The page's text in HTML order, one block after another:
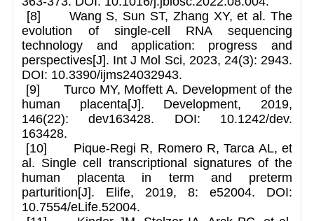
[8] Wang S, Sun ST, Zhang XY, et al. The
evolution of single-cell RNA sequencing
technology and application: progress and
perspectives[J]. Int J Mol Sci, 2023, 24(3): 2943.
DOI: 10.3390/ijms24032943.
[9] Turco MY, Moffett A. Development of the
human placenta[J]. Development, 2019,
146(22): dev163428. DOI: 10.1242/dev.
163428.
[10] Pique-Regi R, Romero R, Tarca AL, et
al. Single cell transcriptional signatures of the
human placenta in term and preterm
parturition[J]. Elife, 2019, 8: e52004. DOI:
10.7554/eLife.52004.